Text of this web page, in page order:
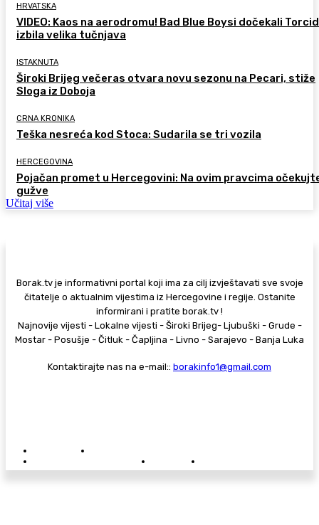
HRVATSKA
VIDEO: Kaos na aerodromu! Bad Blue Boysi dočekali
izbila velika tučnjava
ISTAKNUTA
Široki Brijeg večeras otvara novu sezonu na Pecari, stiže
Sloga iz Doboja
CRNA KRONIKA
Teška nesreća kod Stoca: Sudarila se tri vozila
HERCEGOVINA
Pojačan promet u Hercegovini: Na ovim pravcima
gužve
Učitaj više
Borak.tv je informativni portal koji ima za cilj izvještavati sve svoje
čitatelje o aktualnim vijestima iz Hercegovine i regije. Ostanite
informirani i pratite borak.tv !
Najnovije vijesti - Lokalne vijesti - Široki Brijeg- Ljubuški - Grude -
Mostar - Posušje - Čitluk - Čapljina - Livno - Sarajevo - Banja Luka
Kontaktirajte nas na e-mail:: borakinfo1@gmail.com